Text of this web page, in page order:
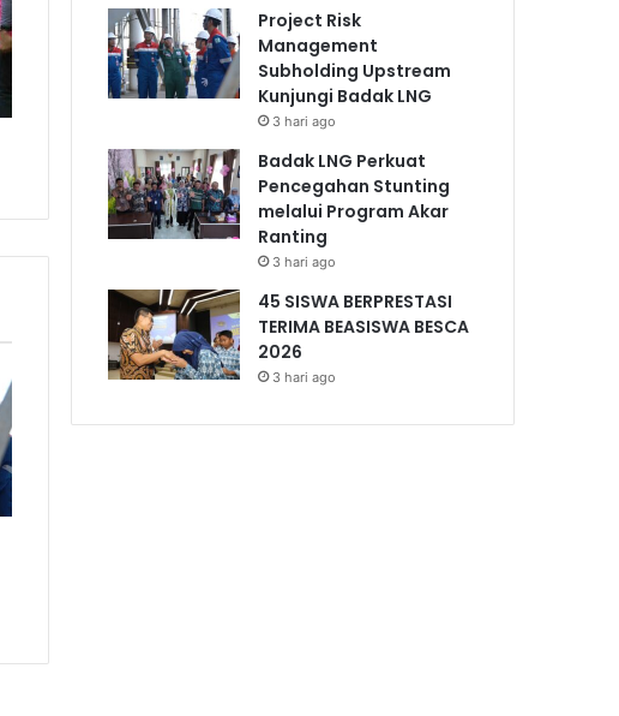
Project Risk
Management
Subholding Upstream
Kunjungi Badak LNG
3 hari ago
Badak LNG Perkuat
Pencegahan Stunting
melalui Program Akar
Ranting
3 hari ago
45 SISWA BERPRESTASI
TERIMA BEASISWA BESCA
2026
3 hari ago